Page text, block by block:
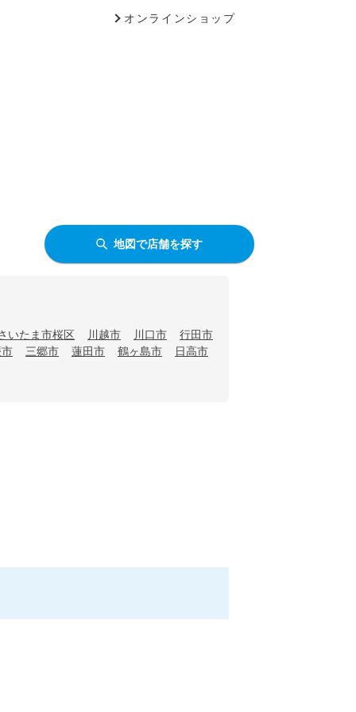
オンラインショップ
地図で店舗を探す
いたま市桜区 川越市 川口市
行田市
三郷市 蓮田市 鶴ヶ島市 日高市